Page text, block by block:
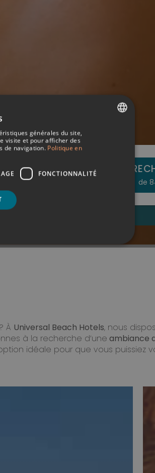
Check-out
de
? À Universal Beach Hotels, nous
à la recherche d’une ambiance
idéale pour que vous puissiez
générales du site,
visite et pour afficher des
de navigation. Politique en
FONCTIONNALITÉ